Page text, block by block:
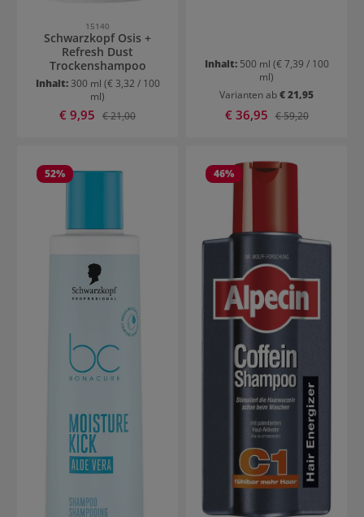
15140
Schwarzkopf Osis +
Refresh Dust
Trockenshampoo
Inhalt: 300 ml (€ 3,32 / 100
ml)
Verkaufspreis:
€ 9,95 Regulärer Preis:
€ 21,00
Inhalt: 500 ml (€ 7,39 / 100
ml)
Varianten ab€ 21,95
Verkaufspreis:
€ 36,95 Regulärer Preis:
€ 59,20
52% 46%